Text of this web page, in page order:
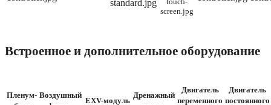
Встроенное и дополнительное оборудование
Пленум- Воздушный
EXV-модуль
Дренажный
Двигатель
переменного
Двигатель
постоянного